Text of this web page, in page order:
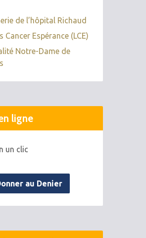
de l’hôpital Richaud
Cancer Espérance (LCE)
Notre-Dame de
ligne
un clic
au Denier